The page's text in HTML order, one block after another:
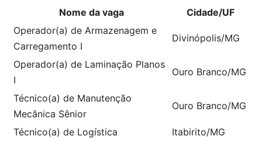
Nome da vaga
Cidade/UF
Operador(a) de Armazenagem e
Carregamento I
Divinópolis/MG
Operador(a) de Laminação Planos
I
Ouro Branco/MG
Técnico(a) de Manutenção
Mecânica Sênior
Ouro Branco/MG
Técnico(a) de Logística
Itabirito/MG